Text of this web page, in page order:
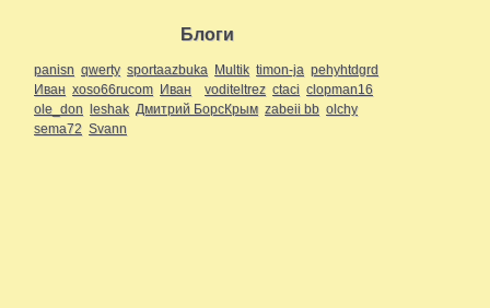
Блоги
panisn qwerty sportaazbuka Multik timon-ja pehyhtdgrd
Иван xoso66rucom Иван voditeltrez ctaci clopman16
ole_don leshak Дмитрий БорсКрым zabeii bb olchy
sema72 Svann